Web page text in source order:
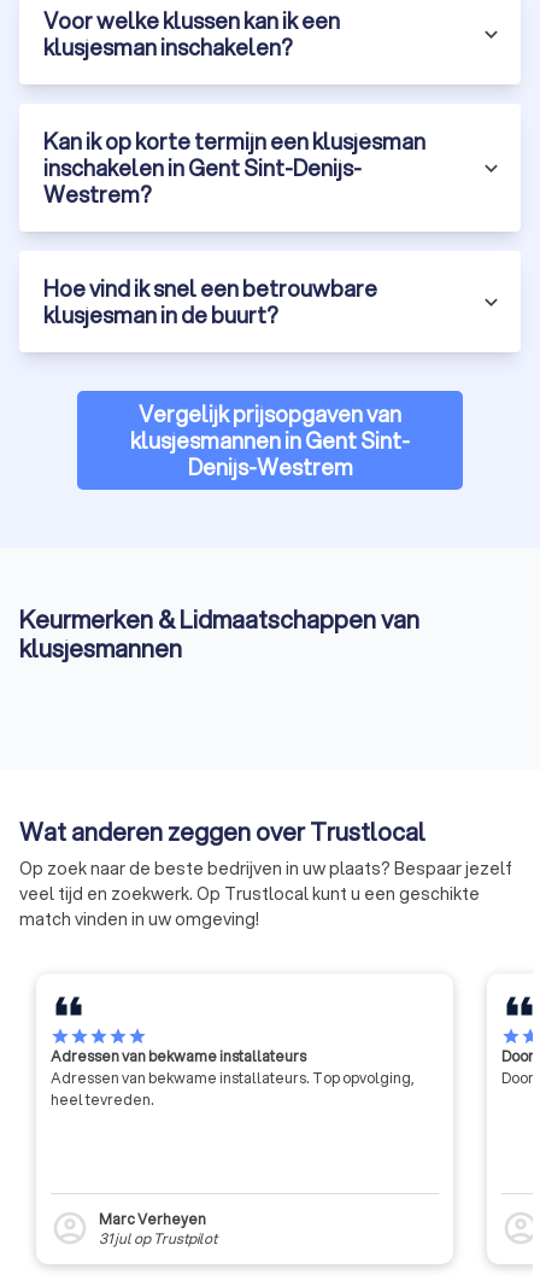
Voor welke klussen kan ik een
klusjesman inschakelen?
Kan ik op korte termijn een klusjesman
inschakelen in Gent Sint-Denijs-
Westrem?
Hoe vind ik snel een betrouwbare
klusjesman in de buurt?
Vergelijk prijsopgaven van
klusjesmannen in Gent Sint-
Denijs-Westrem
Keurmerken & Lidmaatschappen van
klusjesmannen
Wat anderen zeggen over Trustlocal
Op zoek naar de beste bedrijven in uw plaats? Bespaar jezelf
veel tijd en zoekwerk. Op Trustlocal kunt u een geschikte
match vinden in uw omgeving!
starstarstarstarstar
Adressen van bekwame installateurs
Adressen van bekwame installateurs. Top opvolging,
heel tevreden.
account_circle
Marc Verheyen
31 julop Trustpilot
starstar
Door
Door
account_circle